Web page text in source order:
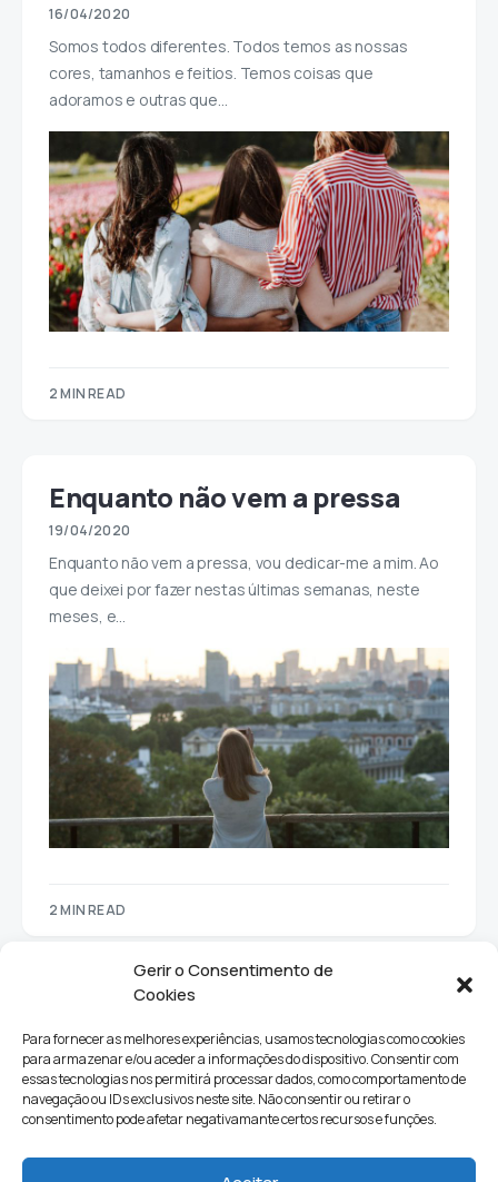
Gerir o Consentimento de
Cookies
Para fornecer as melhores experiências, usamos tecnologias como cookies
para armazenar e/ou aceder a informações do dispositivo. Consentir com
essas tecnologias nos permitirá processar dados, como comportamento de
navegação ou IDs exclusivos neste site. Não consentir ou retirar o
consentimento pode afetar negativamante certos recursos e funções.
16/04/2020
Somos todos diferentes. Todos temos as nossas
cores, tamanhos e feitios. Temos coisas que
adoramos e outras que…
2 MIN READ
Enquanto não vem a pressa
19/04/2020
Enquanto não vem a pressa, vou dedicar-me a mim. Ao
que deixei por fazer nestas últimas semanas, neste
meses, e…
2 MIN READ
Ciências e Tecnologia